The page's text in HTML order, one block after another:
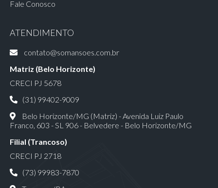
Fale Conosco
ATENDIMENTO
contato@somansoes.com.br
Matriz (Belo Horizonte)
CRECI PJ 5678
(31) 99402-9009
Belo Horizonte/MG (Matriz) - Avenida Luiz Paulo
Franco, 603 - SL 906 - Belvedere - Belo Horizonte/MG
Filial (Trancoso)
CRECI PJ 2718
(73) 99983-7870